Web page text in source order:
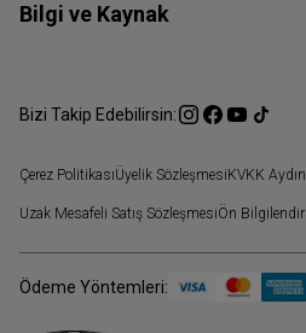
Bilgi ve Kaynak
Bizi Takip Edebilirsin:
Çerez PolitikasıÜyelik SözleşmesiKVKK
Uzak Mesafeli Satış SözleşmesiÖn
Ödeme Yöntemleri: